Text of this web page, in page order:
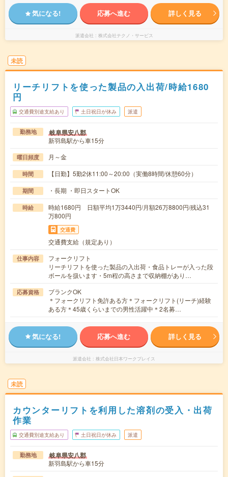
気になる! 応募へ進む 詳しく見る
派遣会社 株式会社テクノ・サービス
未読
リーチリフトを使った製品の入出荷/時給1680
円
交通費別途支給あり 土日祝日が休み 派遣
勤務地 岐阜県安八郡
新羽島駅から車15分
曜日頻度 月～金
時間 【日勤】5勤2休11:00～20:00（実働8時間/休憩60分）
期間 ・長期 ・即日スタートOK
時給
時給1680円 日額平均1万3440円/月額26万8800円/残込31
万800円
交通費
交通費支給（規定あり）
仕事内容
フォークリフト
リーチリフトを使った製品の入出荷・食品トレーが入った段
ボールを扱います・5m程の高さまで収納棚があり…
応募資格
ブランクOK
＊フォークリフト免許ある方＊フォークリフト(リーチ)経験
ある方＊45歳くらいまでの男性活躍中＊2名募…
気になる! 応募へ進む 詳しく見る
派遣会社 株式会社日本ワークプレイス
未読
カウンターリフトを利用した溶剤の受入・出荷
作業
交通費別途支給あり 土日祝日が休み 派遣
勤務地 岐阜県安八郡
新羽島駅から車15分